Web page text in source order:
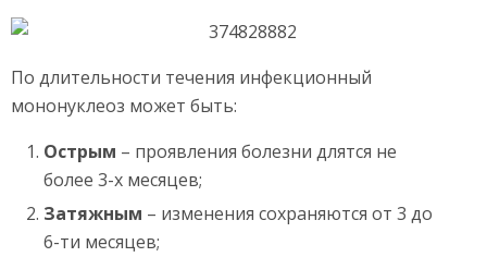
По длительности течения инфекционный
мононуклеоз может быть:
Острым – проявления болезни длятся не
более 3-х месяцев;
Затяжным – изменения сохраняются от 3 до
6-ти месяцев;